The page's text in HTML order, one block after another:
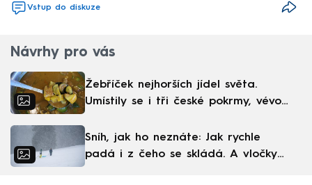
Vstup do diskuze
Návrhy pro vás
Žebříček nejhorších jídel světa.
Umístily se i tři české pokrmy, vévodí
Sníh, jak ho neznáte: Jak rychle
padá i z čeho se skládá. A vločky